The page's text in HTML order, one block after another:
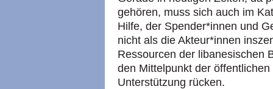
gehören, muss sich auch im
Hilfe, der Spender*innen und
nicht als die Akteur*innen
Ressourcen der libanesischen
den Mittelpunkt der
Unterstützung rücken.